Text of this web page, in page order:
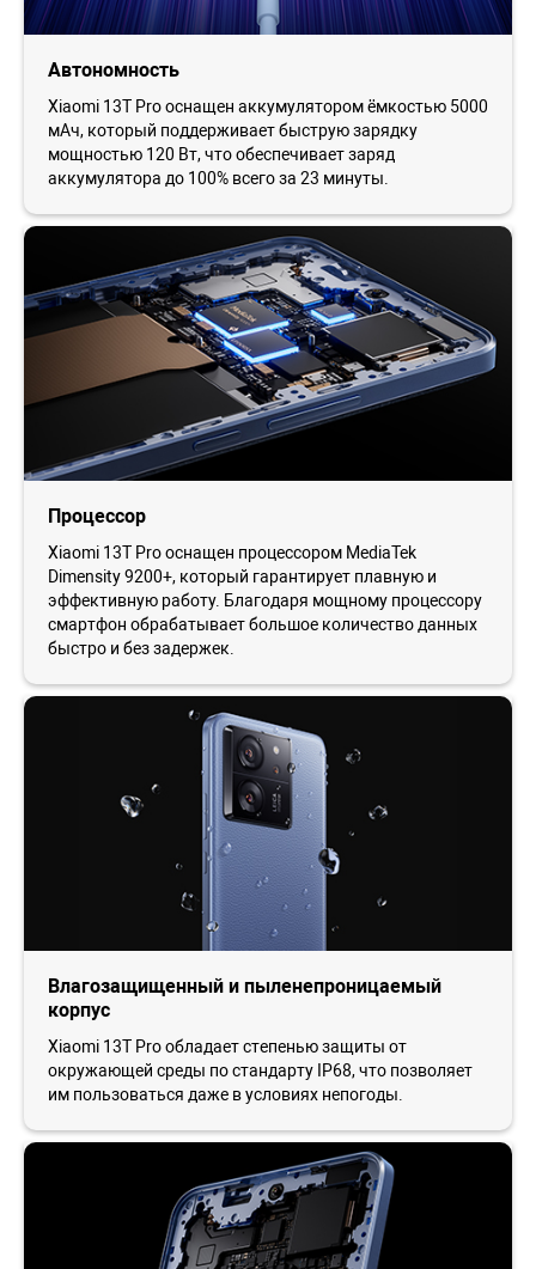
Автономность
Xiaomi 13T Pro оснащен аккумулятором ёмкостью 5000
мАч, который поддерживает быструю зарядку
мощностью 120 Вт, что обеспечивает заряд
аккумулятора до 100% всего за 23 минуты.
Процессор
Xiaomi 13T Pro оснащен процессором MediaTek
Dimensity 9200+, который гарантирует плавную и
эффективную работу. Благодаря мощному процессору
смартфон обрабатывает большое количество данных
быстро и без задержек.
Влагозащищенный и пыленепроницаемый
корпус
Xiaomi 13T Pro обладает степенью защиты от
окружающей среды по стандарту IP68, что позволяет
им пользоваться даже в условиях непогоды.